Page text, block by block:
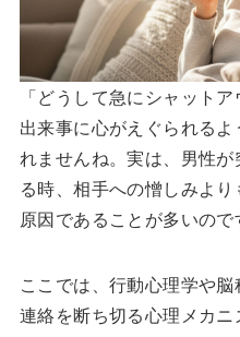
「どうして急にシャット
出来事に心がえぐられる
れませんね。実は、男性
る時、相手への憎しみよ
原因であることが多いので
ここでは、行動心理学や
連絡を断ち切る心理メカ